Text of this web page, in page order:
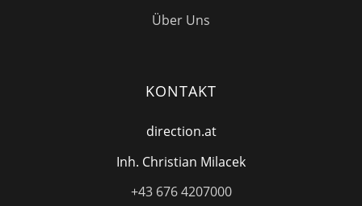
Über Uns
KONTAKT
direction.at
Inh. Christian Milacek
+43 676 4207000